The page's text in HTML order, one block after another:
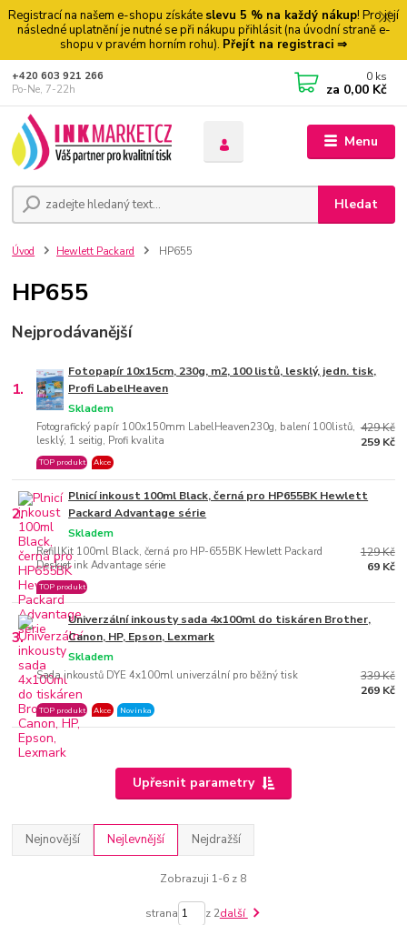
Registrací na našem e-shopu získáte slevu 5 % na každý nákup! Pro její
následné uplatnění je nutné se při nákupu přihlásit (na úvodní straně e-
shopu v pravém horním rohu). Přejít na registraci ⇒
Menu
Hledat
+420 603 921 266
Po-Ne, 7-22h
0 ks
za 0,00 Kč
Úvod Hewlett Packard HP655
HP655
Nejprodávanější
1.
Fotopapír 10x15cm, 230g, m2, 100 listů, lesklý, jedn. tisk,
Profi LabelHeaven
Fotografický papír 100x150mm LabelHeaven230g, balení 100listů,
lesklý, 1 seitig, Profi kvalita
Skladem
TOP produkt Akce
429 Kč
259 Kč
2.
Plnicí inkoust 100ml Black, černá pro HP655BK Hewlett
Packard Advantage série
RefillKit 100ml Black, černá pro HP-655BK Hewlett Packard
Deskjet ink Advantage série
Skladem
TOP produkt
129 Kč
69 Kč
3.
Univerzální inkousty sada 4x100ml do tiskáren Brother,
Canon, HP, Epson, Lexmark
Sada inkoustů DYE 4x100ml univerzální pro běžný tisk
Skladem
TOP produkt Akce Novinka
339 Kč
269 Kč
Upřesnit parametry
Nejnovější Nejlevnější Nejdražší
Zobrazuji 1-6 z 8
strana z 2další